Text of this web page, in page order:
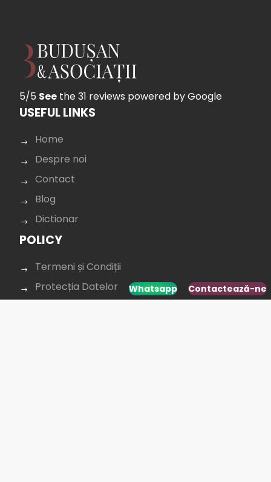
Whatsapp Contactează-ne
5/5 See the 31 reviews powered by Google
USEFUL LINKS
Home
Despre noi
Contact
Blog
Dictionar
POLICY
Termeni și Condiții
Protecția Datelor